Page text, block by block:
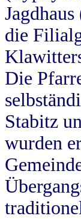
die
Die
Stabitz
wurden